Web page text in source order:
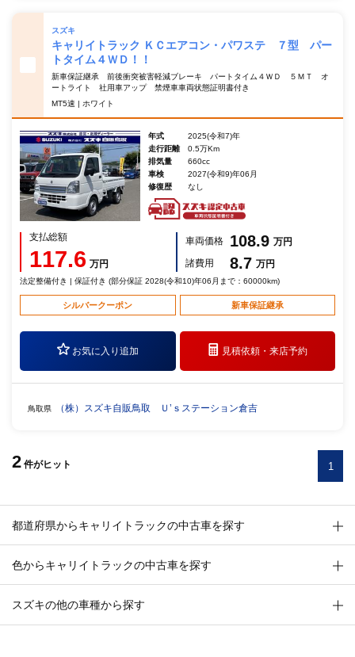
スズキ
キャリイトラック ＫＣエアコン・パワステ ７型 パー
トタイム４ＷＤ！！
新車保証継承 前後衝突被害軽減ブレーキ パートタイム４ＷＤ ５ＭＴ オ
ートライト 社用車アップ 禁煙車車両状態証明書付き
MT5速 | ホワイト
年式
2025(令和7)年
走行距離
0.5万Km
排気量
660cc
車検
2027(令和9)年06月
修復歴
なし
支払総額
117.6 万円
車両価格 108.9 万円
諸費用
8.7 万円
法定整備付き | 保証付き (部分保証 2028(令和10)年06月まで：60000km)
シルバークーポン 新車保証継承
お気に入り追加 見積依頼・来店予約
鳥取県 （株）スズキ自販鳥取 Ｕ’ｓステーション倉吉
2 件がヒット 1
都道府県からキャリイトラックの中古車を探す
色からキャリイトラックの中古車を探す
スズキの他の車種から探す